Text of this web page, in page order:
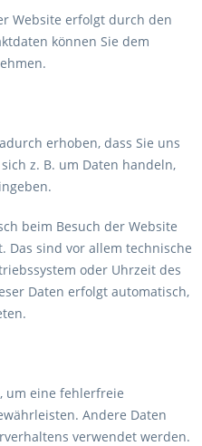
Website erfolgt durch den
können Sie dem
erhoben, dass Sie uns
z. B. um Daten handeln,
beim Besuch der Website
Das sind vor allem technische
oder Uhrzeit des
Daten erfolgt automatisch,
um eine fehlerfreie
Andere Daten
verwendet werden.